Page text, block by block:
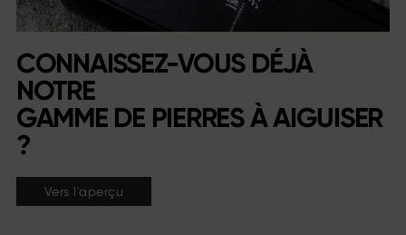
CONNAISSEZ-VOUS DÉJÀ
NOTRE
GAMME DE PIERRES À AIGUISER
?
Vers l'aperçu